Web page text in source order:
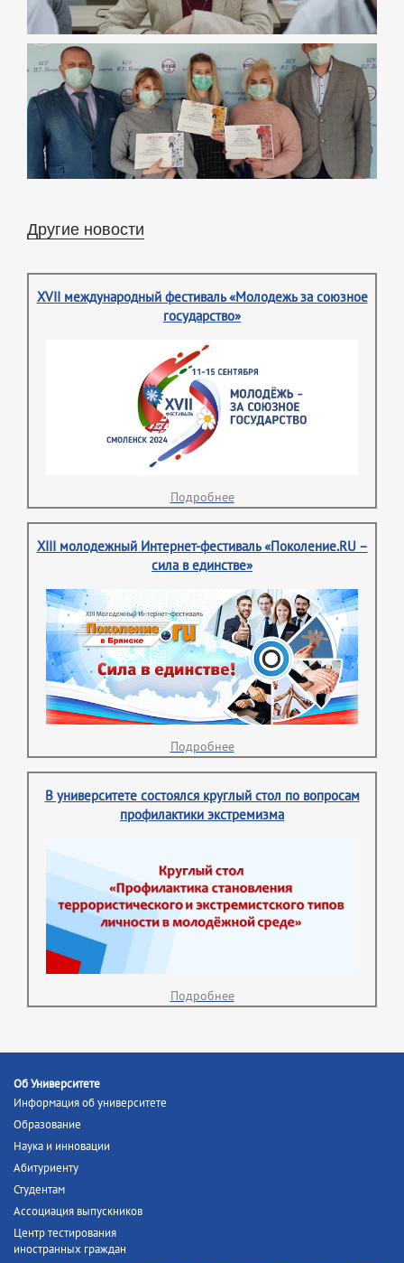
Другие новости
XVII международный фестиваль «Молодежь за союзное
государство»
Подробнее
XIII молодежный Интернет-фестиваль «Поколение.RU –
сила в единстве»
Подробнее
В университете состоялся круглый стол по вопросам
профилактики экстремизма
Подробнее
Об Университете
Информация об университете
Образование
Наука и инновации
Абитуриенту
Студентам
Ассоциация выпускников
Центр тестирования
иностранных граждан